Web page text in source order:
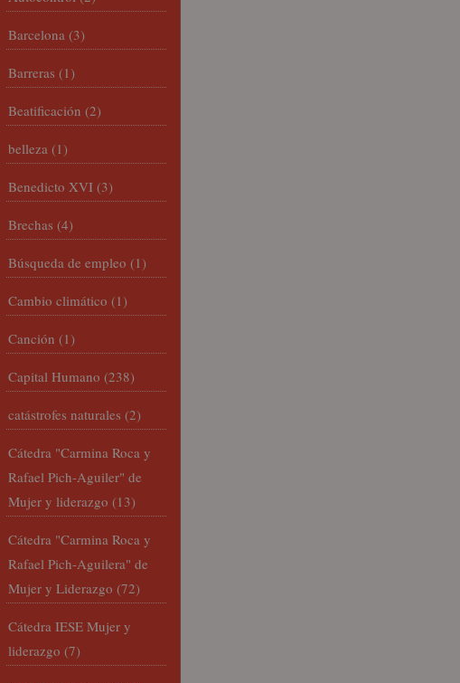
Barcelona (3)
Barreras (1)
Beatificación (2)
belleza (1)
Benedicto XVI (3)
Brechas (4)
Búsqueda de empleo (1)
Cambio climático (1)
Canción (1)
Capital Humano (238)
catástrofes naturales (2)
Cátedra "Carmina Roca y
Rafael Pich-Aguiler" de
Mujer y liderazgo (13)
Cátedra "Carmina Roca y
Rafael Pich-Aguilera" de
Mujer y Liderazgo (72)
Cátedra IESE Mujer y
liderazgo (7)